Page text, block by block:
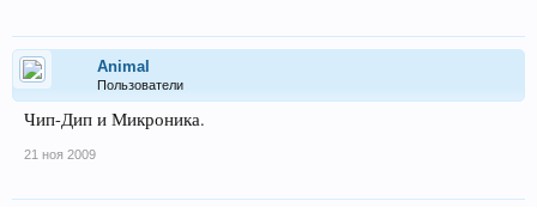
Animal
Пользователи
Чип-Дип и Микроника.
21 ноя 2009